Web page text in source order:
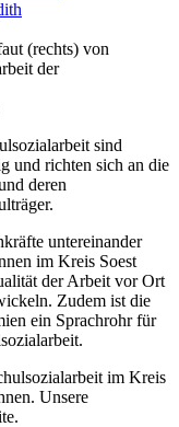
(rechts) von
der
sind
und richten sich an die
deren
untereinander
im Kreis Soest
der Arbeit vor Ort
Zudem ist die
ein Sprachrohr für
im Kreis
Unsere